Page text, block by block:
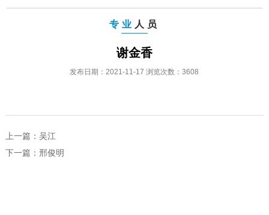
专业 人员
谢金香
发布日期：2021-11-17 浏览次数：3608
上一篇： 吴江
下一篇： 邢俊明